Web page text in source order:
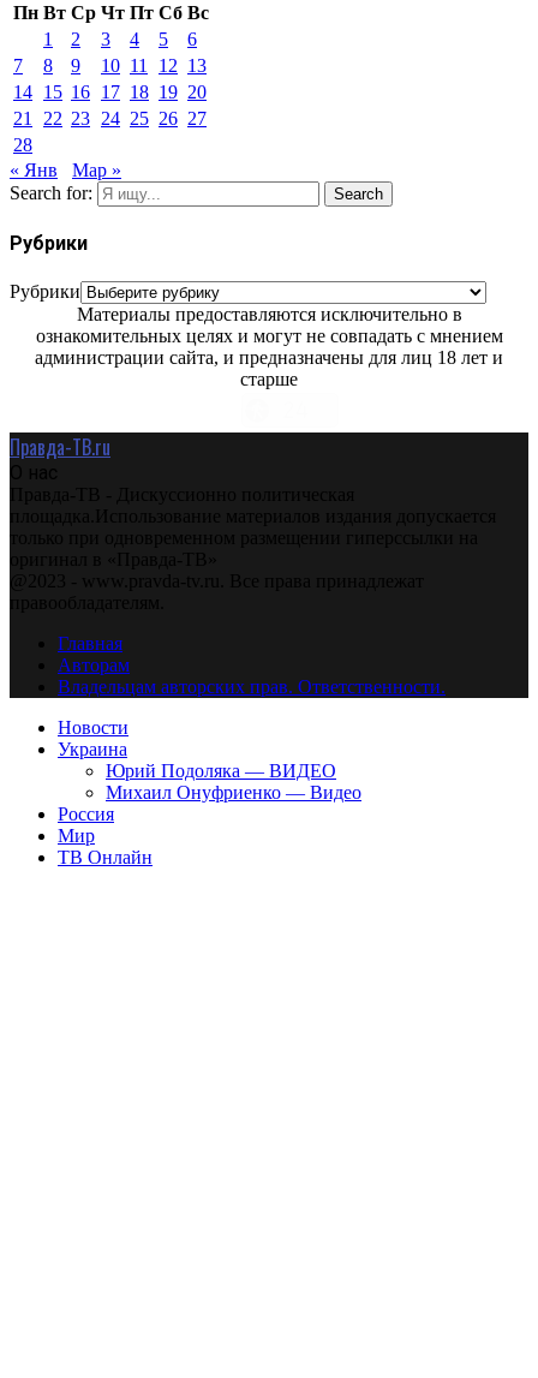
Пн Вт Ср Чт Пт Сб Вс
1
2 3 4 5
6
7
8 9 10 11 12 13
14 15 16 17 18 19 20
21
22 23 24 25 26 27
28
« Янв
Мар »
Search for:
Search
Рубрики
Рубрики
Материалы предоставляются исключительно в
ознакомительных целях и могут не совпадать с мнением
администрации сайта, и предназначены для лиц 18 лет и
старше
Правда-ТВ.ru
О нас
Правда-ТВ - Дискуссионно политическая
площадка.Использование материалов издания допускается
только при одновременном размещении гиперссылки на
оригинал в «Правда-ТВ»
@2023 - www.pravda-tv.ru. Все права принадлежат
правообладателям.
Главная
Авторам
Владельцам авторских прав. Ответственности.
Новости
Украина
Юрий Подоляка — ВИДЕО
Михаил Онуфриенко — Видео
Россия
Мир
ТВ Онлайн